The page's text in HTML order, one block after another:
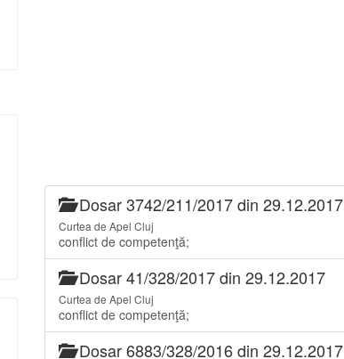
Dosar 3742/211/2017 din 29.12.2017
Curtea de Apel Cluj
conflict de competenţă;
Dosar 41/328/2017 din 29.12.2017
Curtea de Apel Cluj
conflict de competenţă;
Dosar 6883/328/2016 din 29.12.2017